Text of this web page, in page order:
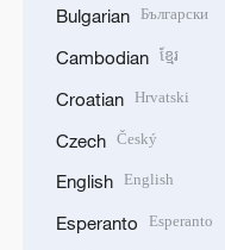
Bulgarian Български
Cambodian ខ្មែរ
Croatian Hrvatski
Czech Český
English English
Esperanto Esperanto